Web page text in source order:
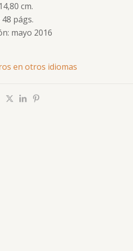
cm.
págs.
mayo 2016
en otros idiomas